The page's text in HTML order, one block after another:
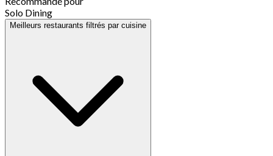
Solo Dining
Meilleurs restaurants filtrés par cuisine